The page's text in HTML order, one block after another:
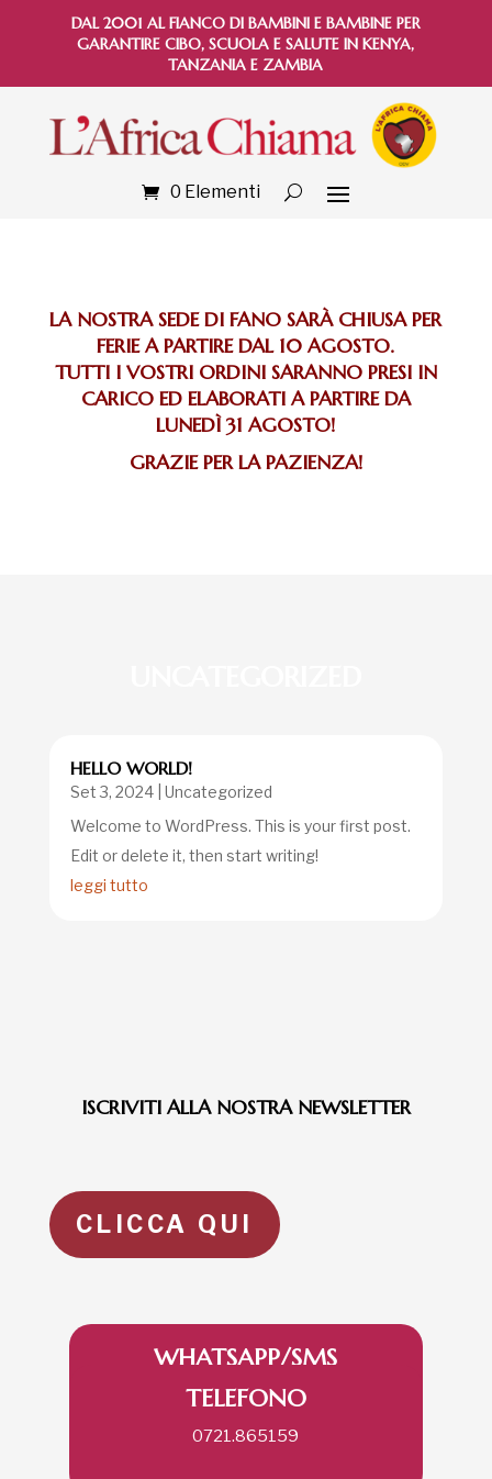
DAL 2001 AL FIANCO DI BAMBINI E BAMBINE PER
GARANTIRE CIBO, SCUOLA E SALUTE IN KENYA,
TANZANIA E ZAMBIA
0 Elementi
LA NOSTRA SEDE DI FANO SARÀ CHIUSA PER
FERIE A PARTIRE DAL 10 AGOSTO.
TUTTI I VOSTRI ORDINI SARANNO PRESI IN
CARICO ED ELABORATI A PARTIRE DA
LUNEDÌ 31 AGOSTO!
GRAZIE PER LA PAZIENZA!
HELLO WORLD!
Set 3, 2024| Uncategorized
Welcome to WordPress. This is your first post.
Edit or delete it, then start writing!
leggi tutto
ISCRIVITI ALLA NOSTRA NEWSLETTER
CLICCA QUI
WHATSAPP/SMS
335.258290
TELEFONO
0721.865159